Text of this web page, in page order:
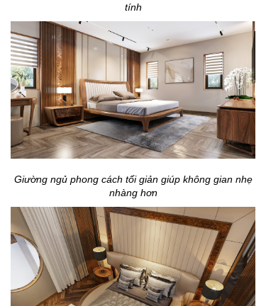
tính
Giường ngủ phong cách tối giản giúp không gian nhẹ
nhàng hơn